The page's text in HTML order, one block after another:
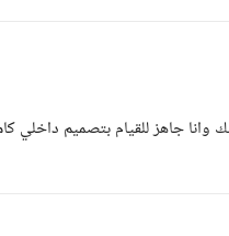
جاهز للقيام بتصميم